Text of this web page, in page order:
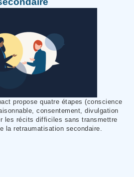
propose quatre étapes (conscience
consentement, divulgation
les récits difficiles sans transmettre
la retraumatisation secondaire.